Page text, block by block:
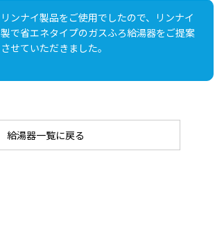
リンナイ製品をご使用でしたので、リンナイ
製で省エネタイプのガスふろ給湯器をご提案
させていただきました。
給湯器一覧に戻る